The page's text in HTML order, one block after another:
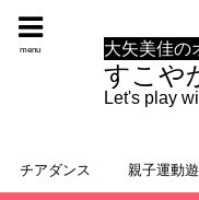
大矢美佳の
すこや
Let's play
menu
チアダンス 親子運動